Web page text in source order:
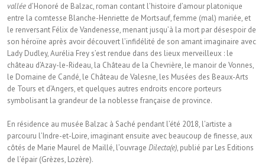
vallée d’Honoré de Balzac, roman contant l’histoire d’amour platonique
entre la comtesse Blanche-Henriette de Mortsauf, femme (mal) mariée, et
le renversant Félix de Vandenesse, menant jusqu’à la mort par désespoir de
son héroïne après avoir découvert l’infidélité de son amant imaginaire avec
Lady Dudley, Aurélia Frey s’est rendue dans des lieux merveilleux : le
château d’Azay-le-Rideau, la Château de la Chevrière, le manoir de Vonnes,
le Domaine de Candé, le Château de Valesne, les Musées des Beaux-Arts
de Tours et d’Angers, et quelques autres endroits encore porteurs
symbolisant la grandeur de la noblesse française de province.
En résidence au musée Balzac à Saché pendant l’été 2018, l’artiste a
parcouru l’Indre-et-Loire, imaginant ensuite avec beaucoup de finesse, aux
côtés de Marie Maurel de Maillé, l’ouvrage Dilecta(e), publié par Les Editions
de l’épair (Grèzes, Lozère).